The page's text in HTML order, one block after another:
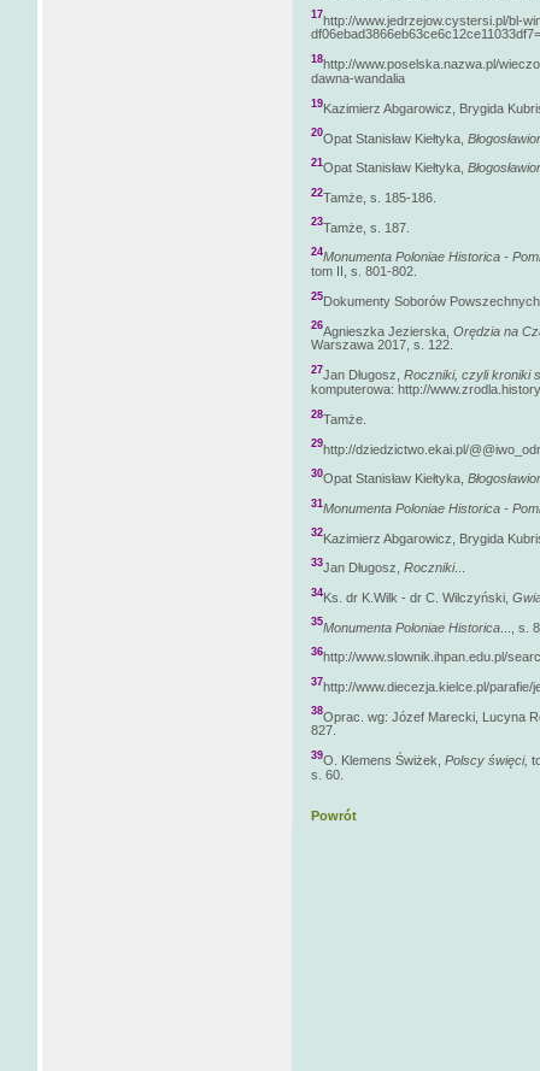
17http://www.jedrzejow.cystersi.pl/bl-
18http://www.poselska.nazwa.pl/
dawna-wandalia
19Kazimierz Abgarowicz, Brygida
20Opat Stanisław Kiełtyka,
21Opat Stanisław Kiełtyka,
22Tamże, s. 185-186.
23Tamże, s. 187.
24Monumenta Poloniae Historica -
tom II, s. 801-802.
25Dokumenty Soborów
26Agnieszka Jezierska, Orędzia na
Warszawa 2017, s. 122.
27Jan Długosz, Roczniki, czyli kroniki
komputerowa: http://
28Tamże.
29http://dziedzictwo.ekai.pl/
30Opat Stanisław Kiełtyka,
31 Monumenta Poloniae Historica -
32Kazimierz Abgarowicz, Brygida
33Jan Długosz, Roczniki...
34Ks. dr K.Wilk - dr C. Wilczyński,
35Monumenta Poloniae Historica ..., s.
36http://www.slownik.ihpan.edu.pl/
37http://www.diecezja.kielce.pl/
38Oprac. wg: Józef Marecki, Lucyna
827.
39O. Klemens Świżek, Polscy święci,
s. 60.
Powrót